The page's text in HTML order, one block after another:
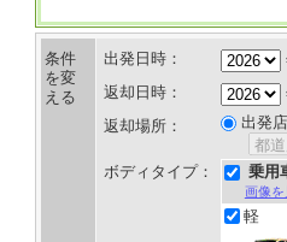
条件
を変
える
出発日時：
返却日時：
返却場所：
出発
ボディタイプ： 乗用
画像を
軽